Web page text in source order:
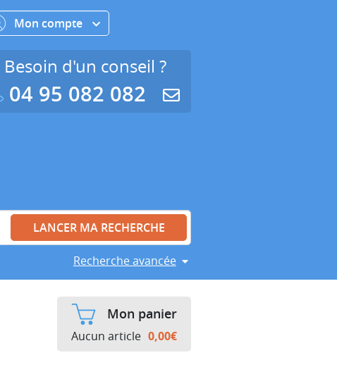
Recherche avancée
Mon compte
Besoin d'un conseil ?
04 95 082 082
Mon panier
Aucun article 0,00€